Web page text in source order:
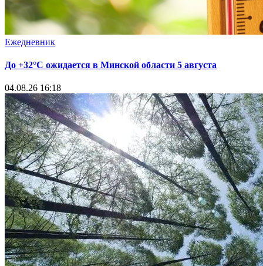
Ежедневник
До +32°С ожидается в Минской области 5 августа
04.08.26 16:18